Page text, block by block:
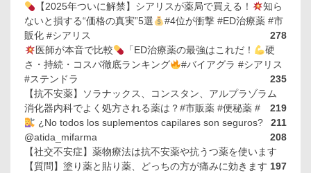
【2025年ついに解禁】シアリスが薬局で買える！
知ら
ないと損する“価格の真実”5選
#4位が衝撃 #ED治療薬 #市
販化 #シアリス
278
医師が本音で比較
「ED治療薬の最強はこれだ！
硬
さ・持続・コスパ徹底ランキング
#バイアグラ #シアリス
#ステンドラ
235
【抗不安薬】ソラナックス、コンスタン、アルプラゾラム
219
消化器内科でよく処方される薬は？#市販薬 #便秘薬 #
211
¿No todos los suplementos capilares son seguros?
@atida_mifarma
208
【社交不安症】薬物療法は抗不安薬や抗うつ薬を使います
197
【質問】塗り薬と貼り薬、どっちの方が痛みに効きます